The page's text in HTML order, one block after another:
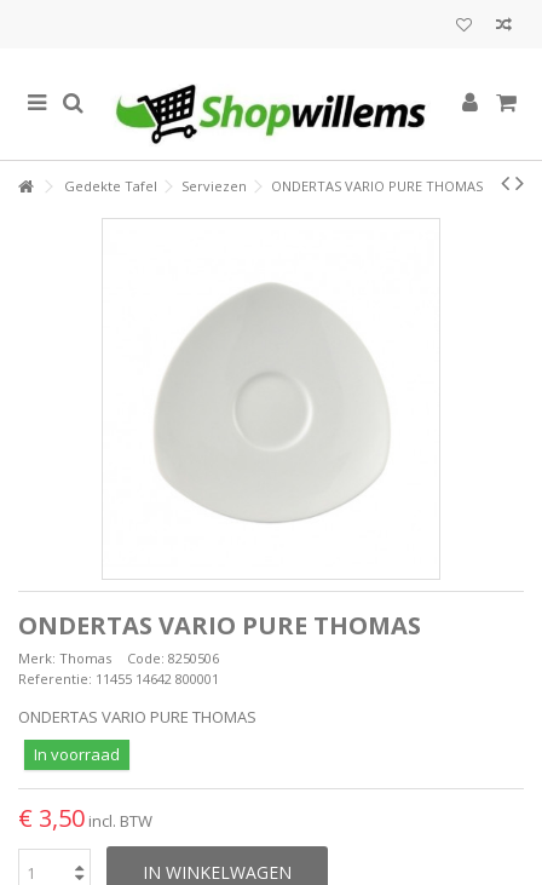
Gedekte Tafel Serviezen ONDERTAS VARIO PURE THOMAS
ONDERTAS VARIO PURE THOMAS
Merk: Thomas Code: 8250506
Referentie: 11455 14642 800001
ONDERTAS VARIO PURE THOMAS
In voorraad
€ 3,50 incl. BTW
IN WINKELWAGEN